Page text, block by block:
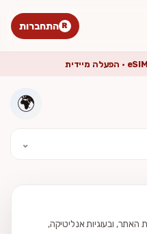
R התחברות
🌍
⌄
האתר, ובעוגיות אנליטיקה,